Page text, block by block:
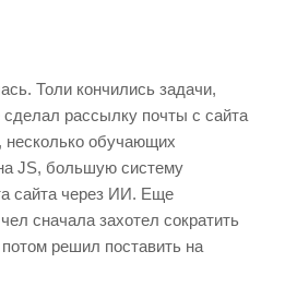
Толи кончились задачи,
рассылку почты с сайта
несколько обучающих
JS, большую систему
сайта через ИИ. Еще
сначала захотел сократить
решил поставить на